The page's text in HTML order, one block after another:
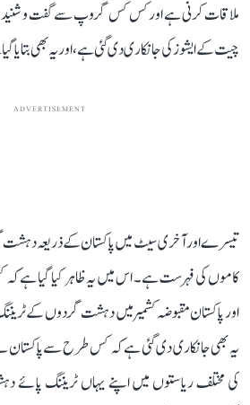
ملاقات کرنی ہے اور کس کس گروپ سے گفت و
چیت کے ایشوز کی جانکاری دی گئی ہے، اور یہ بھی بتایا
ADVERTISEMENT
تیسرے اور آخری سیٹ میں پاکستان کے ذریعہ
کاموں کی فہرست ہے۔ اس میں یہ ظاہر کیا گیا ہے
اور پاکستان مقبوضہ کشمیر میں دہشت گردوں کے
یہ بھی جانکاری دی گئی ہے کہ کس طرح سے پاکستان
کی مختلف ریاستوں میں اپنے یہاں ٹریننگ